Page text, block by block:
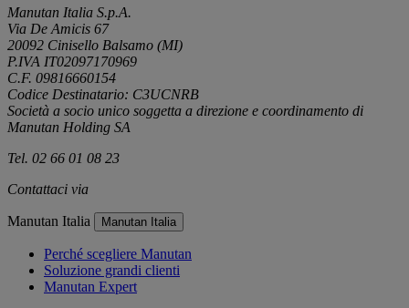
Manutan Italia S.p.A.
Via De Amicis 67
20092 Cinisello Balsamo (MI)
P.IVA IT02097170969
C.F. 09816660154
Codice Destinatario: C3UCNRB
Società a socio unico soggetta a direzione e coordinamento di
Manutan Holding SA
Tel. 02 66 01 08 23
Contattaci via
Manutan Italia Manutan Italia
Perché scegliere Manutan
Soluzione grandi clienti
Manutan Expert